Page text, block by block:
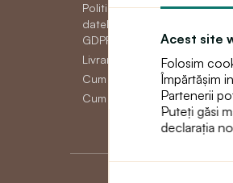
Acest site
Folosim
Împărtășim
Partenerii
Puteți găsi
declarația
Politica de confidențial a
datelor cu caracter personal
GDPR
Livrare
Cum să plătească
Cum să faci un retur